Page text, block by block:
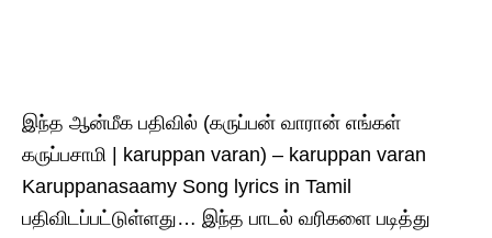
இந்த ஆன்மீக பதிவில் (கருப்பன் வாரான் எங்கள்
கருப்பசாமி | karuppan varan) – karuppan varan
Karuppanasaamy Song lyrics in Tamil
பதிவிடப்பட்டுள்ளது… இந்த பாடல் வரிகளை படித்து